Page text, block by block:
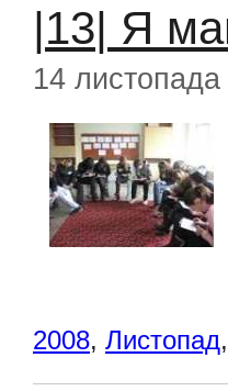
|13| Я
14
2008, Листопад